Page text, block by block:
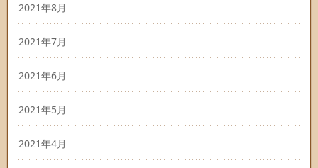
2021年8月
2021年7月
2021年6月
2021年5月
2021年4月